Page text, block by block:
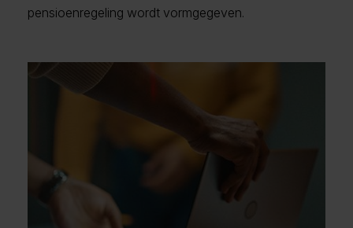
pensioenregeling wordt vormgegeven.